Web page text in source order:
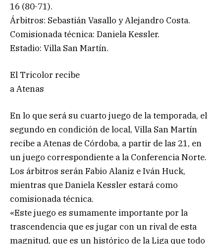
16 (80-71).
Árbitros: Sebastián Vasallo y Alejandro Costa.
Comisionada técnica: Daniela Kessler.
Estadio: Villa San Martín.
El Tricolor recibe
a Atenas
En lo que será su cuarto juego de la temporada, el
segundo en condición de local, Villa San Martín
recibe a Atenas de Córdoba, a partir de las 21, en
un juego correspondiente a la Conferencia Norte.
Los árbitros serán Fabio Alaniz e Iván Huck,
mientras que Daniela Kessler estará como
comisionada técnica.
«Este juego es sumamente importante por la
trascendencia que es jugar con un rival de esta
magnitud, que es un histórico de la Liga que todo